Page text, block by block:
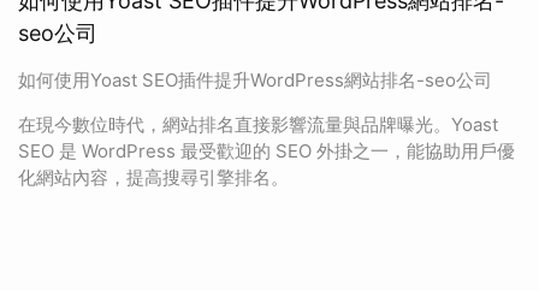
seo公司
如何使用Yoast SEO插件提升WordPress網站排名-seo公司
在現今數位時代，網站排名直接影響流量與品牌曝光。Yoast
SEO 是 WordPress 最受歡迎的 SEO 外掛之一，能協助用戶優
化網站內容，提高搜尋引擎排名。